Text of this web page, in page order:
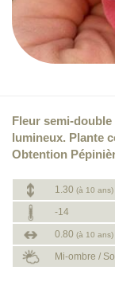
Fleur semi-
lumineux. Plante
Obtention
1.30 (à 10 ans)
-14
0.80 (à 10 ans)
Mi-ombre /